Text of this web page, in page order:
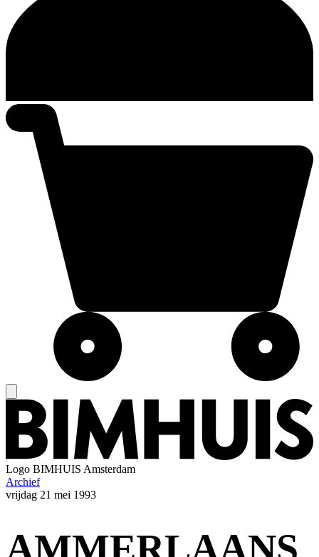
Logo BIMHUIS Amsterdam
Archief
vrijdag 21 mei 1993